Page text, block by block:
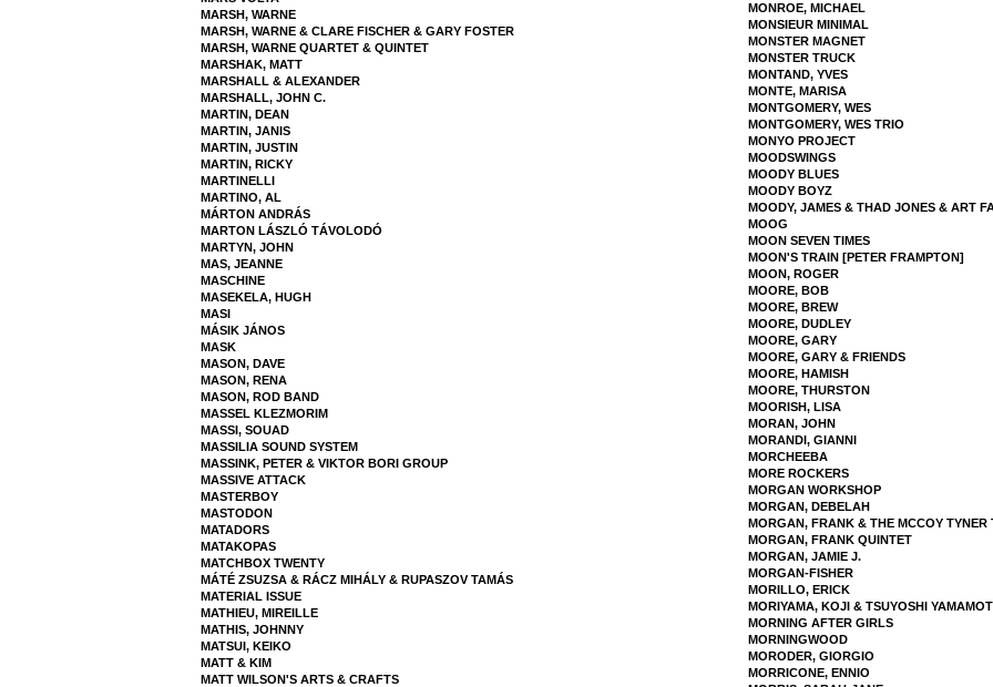
MARSH, WARNE
MARSH, WARNE & CLARE FISCHER & GARY FOSTER
MARSH, WARNE QUARTET & QUINTET
MARSHAK, MATT
MARSHALL & ALEXANDER
MARSHALL, JOHN C.
MARTIN, DEAN
MARTIN, JANIS
MARTIN, JUSTIN
MARTIN, RICKY
MARTINELLI
MARTINO, AL
MÁRTON ANDRÁS
MARTON LÁSZLÓ TÁVOLODÓ
MARTYN, JOHN
MAS, JEANNE
MASCHINE
MASEKELA, HUGH
MASI
MÁSIK JÁNOS
MASK
MASON, DAVE
MASON, RENA
MASON, ROD BAND
MASSEL KLEZMORIM
MASSI, SOUAD
MASSILIA SOUND SYSTEM
MASSINK, PETER & VIKTOR BORI GROUP
MASSIVE ATTACK
MASTERBOY
MASTODON
MATADORS
MATAKOPAS
MATCHBOX TWENTY
MÁTÉ ZSUZSA & RÁCZ MIHÁLY & RUPASZOV TAMÁS
MATERIAL ISSUE
MATHIEU, MIREILLE
MATHIS, JOHNNY
MATSUI, KEIKO
MATT & KIM
MATT WILSON'S ARTS & CRAFTS
MONROE, MICHAEL
MONSIEUR MINIMAL
MONSTER MAGNET
MONSTER TRUCK
MONTAND, YVES
MONTE, MARISA
MONTGOMERY, WES
MONTGOMERY, WES TRIO
MONYO PROJECT
MOODSWINGS
MOODY BLUES
MOODY BOYZ
MOODY, JAMES & THAD JONES & ART
MOOG
MOON SEVEN TIMES
MOON'S TRAIN [PETER FRAMPTON]
MOON, ROGER
MOORE, BOB
MOORE, BREW
MOORE, DUDLEY
MOORE, GARY
MOORE, GARY & FRIENDS
MOORE, HAMISH
MOORE, THURSTON
MOORISH, LISA
MORAN, JOHN
MORANDI, GIANNI
MORCHEEBA
MORE ROCKERS
MORGAN WORKSHOP
MORGAN, DEBELAH
MORGAN, FRANK & THE MCCOY TYNER
MORGAN, FRANK QUINTET
MORGAN, JAMIE J.
MORGAN-FISHER
MORILLO, ERICK
MORIYAMA, KOJI & TSUYOSHI
MORNING AFTER GIRLS
MORNINGWOOD
MORODER, GIORGIO
MORRICONE, ENNIO